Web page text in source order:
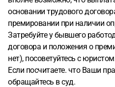
основании трудового
премировании при наличии
Затребуйте у бывшего
договора и положения о
нет), посоветуйтесь с
Если посчитаете. что Ваши
обращайтесь в суд.